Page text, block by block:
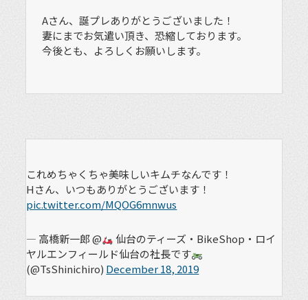
Aさん、誕プレありがとうございました！
妻にまでお気遣い頂き、恐縮しております。
今後とも、よろしくお願いします。
これめちゃくちゃ美味しいキムチなんです！
Hさん、いつもありがとうございます！
pic.twitter.com/MQOG6mnwus
— 高橋新一郎 @
仙台のティーズ・BikeShop・ロイ
ヤルエンフィールド仙台の社長です
(@TsShinichiro) December 18, 2019